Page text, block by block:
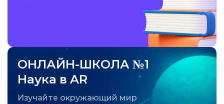
ОНЛАЙН-ШКОЛА №1
Наука в AR
Изучайте окружающий мир